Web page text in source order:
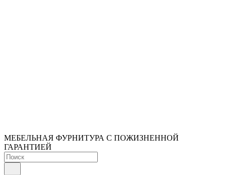
МЕБЕЛЬНАЯ ФУРНИТУРА С ПОЖИЗНЕННОЙ
ГАРАНТИЕЙ